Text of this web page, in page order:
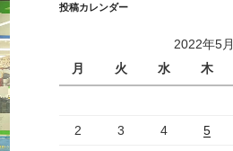
投稿カレンダー
2022年5月
月
火 水 木
2 3 4 5